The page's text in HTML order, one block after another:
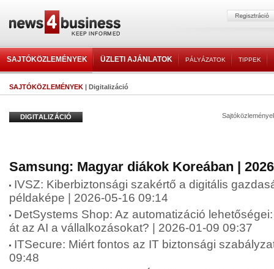
SAJTÓKÖZLEMÉNYEK ÜZLETI AJÁNLATOK PÁLYÁZATOK TIPPEK
SAJTÓKÖZLEMÉNYEK | Digitalizáció
DIGITALIZÁCIÓ
Samsung: Magyar diákok Koreában |
IVSZ: Kiberbiztonsági szakértő a digitális
példaképe | 2026-05-16 09:14
DetSystems Shop: Az automatizáció
át az AI a vállalkozásokat? | 2026-01-09 09:37
ITSecure: Miért fontos az IT biztonsági
09:48